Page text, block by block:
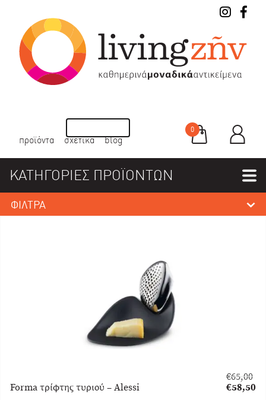
προϊόντα σχετικά blog
0
ΚΑΤΗΓΟΡΙΕΣ ΠΡΟΪΟΝΤΩΝ
ΦΙΛΤΡΑ
Forma τρίφτης τυριού – Alessi
€65,00
Original
€58,50